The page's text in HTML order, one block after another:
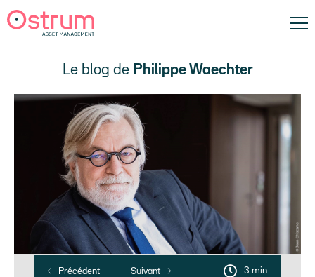
Le blog de Philippe Waechter
Précédent Suivant 3 min